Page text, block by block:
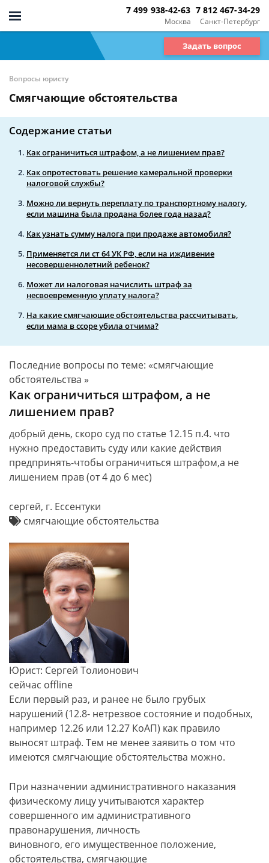
Москва
7 499 938-42-63
Санкт-Петербург
7 812 467-34-29
Задать вопрос
Вопросы юристу
Смягчающие обстоятельства
Содержание статьи
Как ограничиться штрафом, а не лишением прав?
Как опротестовать решение камеральной проверки
налоговой службы?
Можно ли вернуть переплату по транспортному налогу,
если машина была продана более года назад?
Как узнать сумму налога при продаже автомобиля?
Применяется ли ст 64 УК РФ, если на иждивение
несовершеннолетний ребенок?
Может ли налоговая начислить штраф за
несвоевременную уплату налога?
На какие смягчающие обстоятельства рассчитывать,
если мама в ссоре убила отчима?
Последние вопросы по теме: «смягчающие
обстоятельства »
Как ограничиться штрафом, а не
лишением прав?
добрый день, скоро суд по статье 12.15 п.4. что
нужно предоставить суду или какие действия
предпринять-чтобы ограничиться штрафом,а не
лишением прав (от 4 до 6 мес)
сергей, г. Ессентуки
смягчающие обстоятельства
Юрист: Сергей Толионович
сейчас offline
Если первый раз, и ранее не было грубых
нарушений (12.8- нетрезвое состояние и подобных,
например 12.26 или 12.27 КоАП) как правило
выносят штраф. Тем не менее заявить о том что
имеются смягчающие обстоятельства можно.
При назначении административного наказания
физическому лицу учитываются характер
совершенного им административного
правонарушения, личность
виновного, его имущественное положение,
обстоятельства, смягчающие